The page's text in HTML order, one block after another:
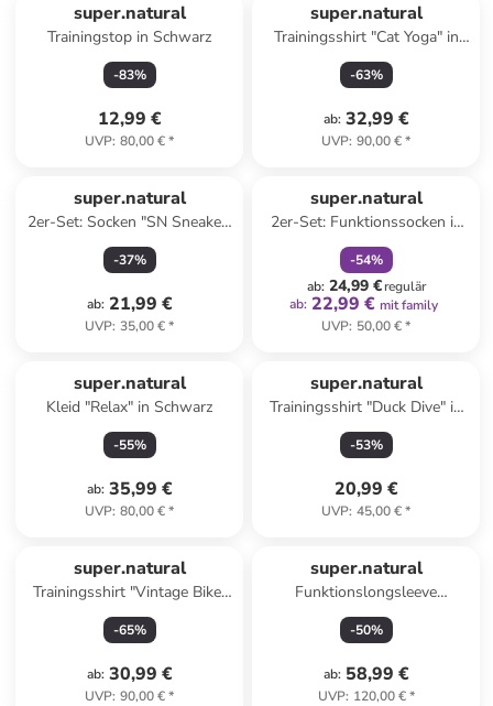
super.natural
Trainingstop in Schwarz
-83%
12,99 €
UVP: 80,00 €*
super.natural
Trainingsshirt "Cat Yoga" in
Rot
-63%
ab: 32,99 €
UVP: 90,00 €*
super.natural
2er-Set: Socken "SN Sneaker"
in Schwarz
-37%
ab: 21,99 €
UVP: 35,00 €*
super.natural
2er-Set: Funktionssocken in
Schwarz
-54%
ab: 24,99 €regulär
ab: 22,99 € mit family
UVP: 50,00 €*
super.natural
Kleid "Relax" in Schwarz
-55%
ab: 35,99 €
UVP: 80,00 €*
super.natural
Trainingsshirt "Duck Dive" in
Dunkelblau
-53%
20,99 €
UVP: 45,00 €*
super.natural
Trainingsshirt "Vintage Bike"
in Blau
-65%
ab: 30,99 €
UVP: 90,00 €*
super.natural
Funktionslongsleeve
"Scrambler Brush" in Beige/
Schwarz
-50%
ab: 58,99 €
UVP: 120,00 €*